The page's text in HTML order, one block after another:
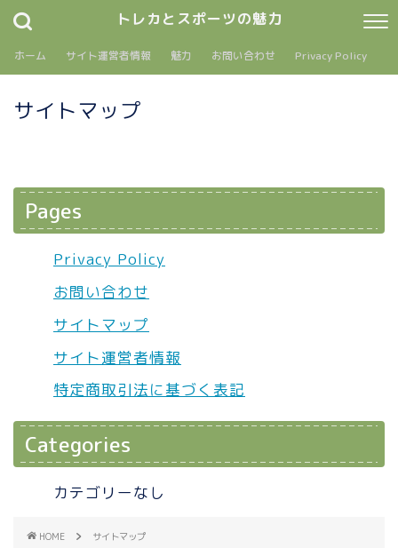
トレカとスポーツの魅力
ホーム サイト運営者情報 魅力 お問い合わせ Privacy Policy
サイトマップ
Pages
Privacy Policy
お問い合わせ
サイトマップ
サイト運営者情報
特定商取引法に基づく表記
Categories
カテゴリーなし
HOME サイトマップ